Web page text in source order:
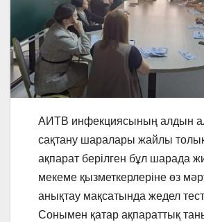
АИТВ инфекциясының алдын
сақтану шаралары жайлы
ақпарат берілген бұл шарада
мекеме қызметкерлеріне өз
анықтау мақсатында жедел тест
Сонымен қатар ақпараттық